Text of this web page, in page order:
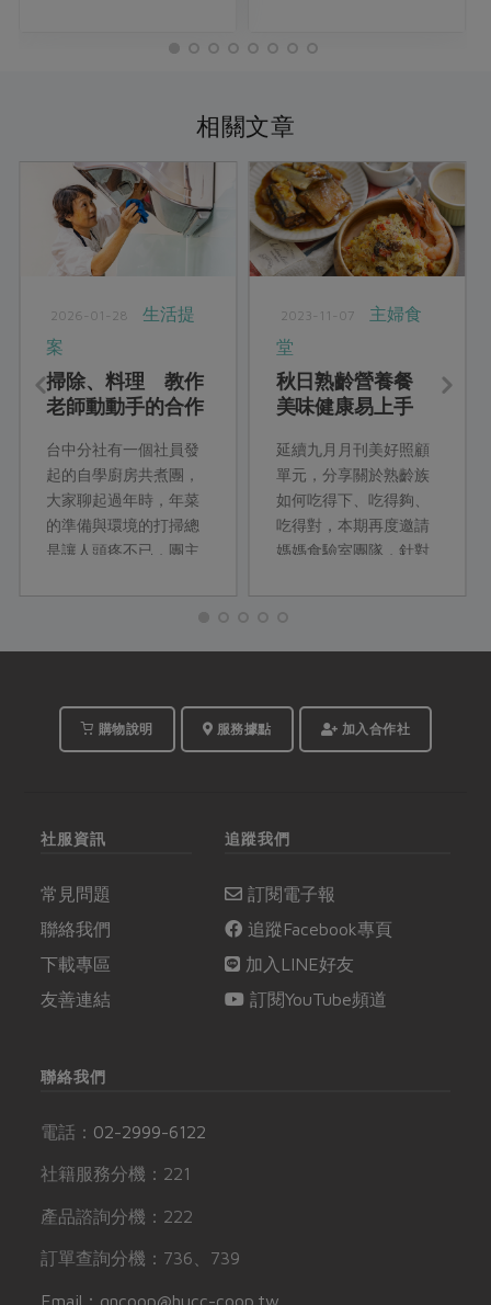
相關文章
2026-01-28
生活提
案
掃除、料理 教作
老師動動手的合作
台中分社有一個社員發
起的自學廚房共煮團，
大家聊起過年時，年菜
的準備與環境的打掃總
是讓人頭疼不已，團主
享她年節常做的芋頭
汙的利器幫大夥兒省時
2023-11-07
主婦食
堂
秋日熟齡營養餐
美味健康易上手
延續九月月刊美好照顧
單元，分享關於熟齡族
如何吃得下、吃得夠、
吃得對，本期再度邀請
媽媽食驗室團隊，針對
秋日補充元氣，且美味
Pro級魚料理及甜蜜柔軟
鬆在家端出秋日新菜
色。
購物說明 服務據點 加入合作社
社服資訊
常見問題
聯絡我們
下載專區
友善連結
追蹤我們
訂閱電子報
追蹤Facebook專頁
加入LINE好友
訂閱YouTube頻道
聯絡我們
電話： 02-2999-6122
社籍服務分機：221
產品諮詢分機：222
訂單查詢分機：736、739
Email：gncoop@hucc-coop.tw